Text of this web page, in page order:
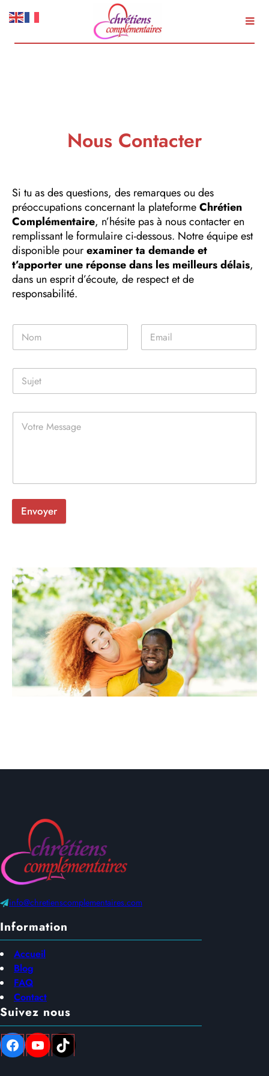
Nous Contacter
Si tu as des questions, des remarques ou des
préoccupations concernant la plateformeChrétien
Complémentaire, n’hésite pas à nous contacter en
remplissant le formulaire ci-dessous. Notre équipe est
disponible pourexaminer ta demande et
t’apporter une réponse dans les meilleurs délais,
dans un esprit d’écoute, de respect et de
responsabilité.
Envoyer
info@chretienscomplementaires.com
Information
Accueil
Blog
FAQ
Contact
Suivez nous
Facebook YouTube TikTok